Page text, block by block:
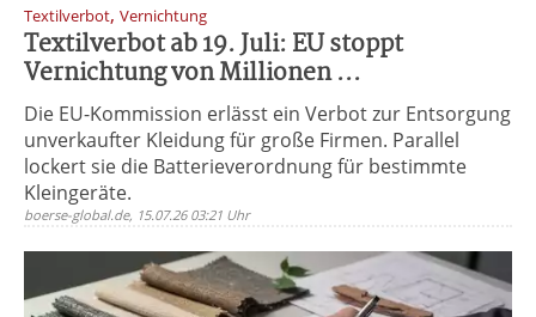
Textilverbot, Vernichtung
Textilverbot ab 19. Juli: EU stoppt
Vernichtung von Millionen ...
Die EU-Kommission erlässt ein Verbot zur Entsorgung
unverkaufter Kleidung für große Firmen. Parallel
lockert sie die Batterieverordnung für bestimmte
Kleingeräte.
boerse-global.de, 15.07.26 03:21 Uhr